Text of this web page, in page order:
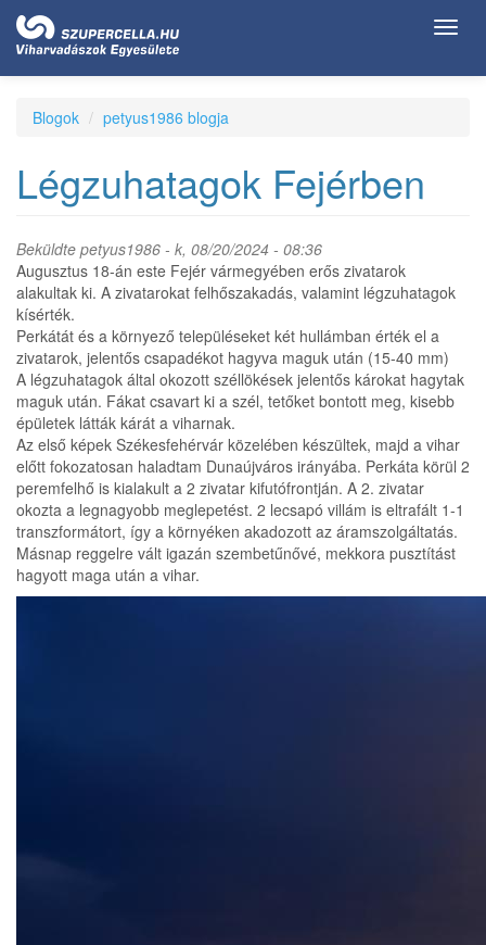
Ugrás
tartalomra
Blogok petyus1986 blogja
Légzuhatagok Fejérben
Beküldte petyus1986 - k, 08/20/2024 - 08:36
Augusztus 18-án este Fejér vármegyében erős zivatarok
alakultak ki. A zivatarokat felhőszakadás, valamint légzuhatagok
kísérték.
Perkátát és a környező településeket két hullámban érték el a
zivatarok, jelentős csapadékot hagyva maguk után (15-40 mm)
A légzuhatagok által okozott széllökések jelentős károkat hagytak
maguk után. Fákat csavart ki a szél, tetőket bontott meg, kisebb
épületek látták kárát a viharnak.
Az első képek Székesfehérvár közelében készültek, majd a vihar
előtt fokozatosan haladtam Dunaújváros irányába. Perkáta körül 2
peremfelhő is kialakult a 2 zivatar kifutófrontján. A 2. zivatar
okozta a legnagyobb meglepetést. 2 lecsapó villám is eltrafált 1-1
transzformátort, így a környéken akadozott az áramszolgáltatás.
Másnap reggelre vált igazán szembetűnővé, mekkora pusztítást
hagyott maga után a vihar.